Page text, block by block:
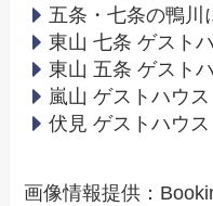
五条・七条の鴨川
東山 七条 ゲスト
東山 五条 ゲスト
嵐山 ゲストハウス
伏見 ゲストハウス
画像情報提供：